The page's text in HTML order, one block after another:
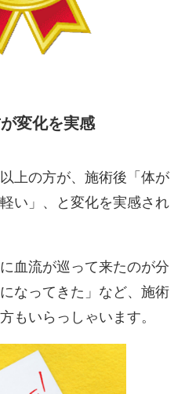
変化を実感
上の方が、施術後「体が
い」、と変化を実感され
血流が巡って来たのが分
なってきた」など、施術
もいらっしゃいます。